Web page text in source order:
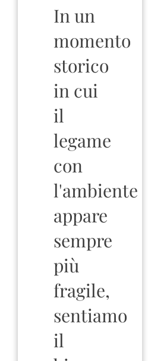
In un
momento
storico
in cui
il
legame
con
l'ambiente
appare
sempre
più
fragile,
sentiamo
il